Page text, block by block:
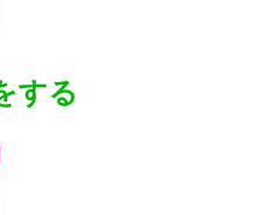
する